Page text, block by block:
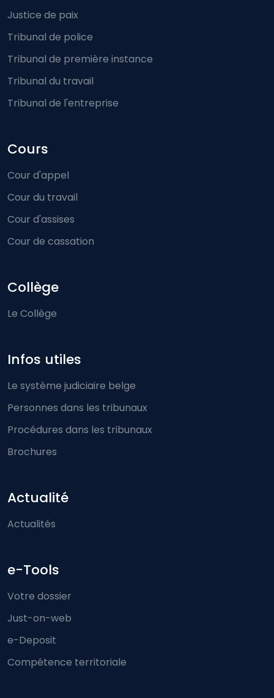
Justice de paix
Tribunal de police
Tribunal de première instance
Tribunal du travail
Tribunal de l'entreprise
Cours
Cour d'appel
Cour du travail
Cour d'assises
Cour de cassation
Collège
Le Collège
Infos utiles
Le système judiciaire belge
Personnes dans les tribunaux
Procédures dans les tribunaux
Brochures
Actualité
Actualités
e-Tools
Votre dossier
Just-on-web
e-Deposit
Compétence territoriale